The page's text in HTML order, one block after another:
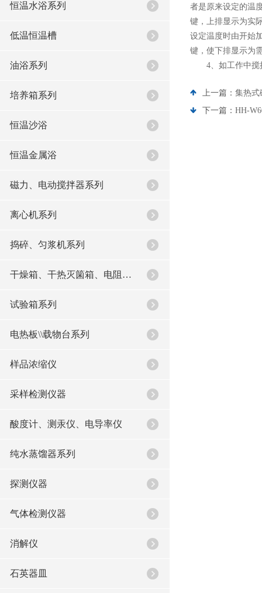
恒温水浴系列
低温恒温槽
油浴系列
培养箱系列
恒温沙浴
恒温金属浴
磁力、电动搅拌器系列
离心机系列
捣碎、匀浆机系列
干燥箱、干热灭箘箱、电阻炉系列
试验箱系列
电热板\\载物台系列
样品浓缩仪
采样检测仪器
酸度计、测汞仪、电导率仪
纯水蒸馏器系列
探测仪器
气体检测仪器
消解仪
石英器皿
者是原来设定的温
键，上排显示为实
设定温度时由开始
键，使下排显示为
4、如工作中搅拌
上一篇： 集热式
下一篇： HH-